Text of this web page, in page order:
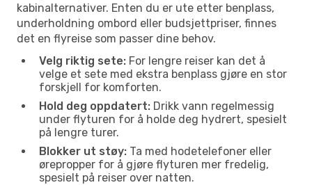
kabinalternativer. Enten du er ute etter benplass,
underholdning ombord eller budsjettpriser, finnes
det en flyreise som passer dine behov.
Velg riktig sete: For lengre reiser kan det å
velge et sete med ekstra benplass gjøre en stor
forskjell for komforten.
Hold deg oppdatert: Drikk vann regelmessig
under flyturen for å holde deg hydrert, spesielt
på lengre turer.
Blokker ut støy: Ta med hodetelefoner eller
ørepropper for å gjøre flyturen mer fredelig,
spesielt på reiser over natten.